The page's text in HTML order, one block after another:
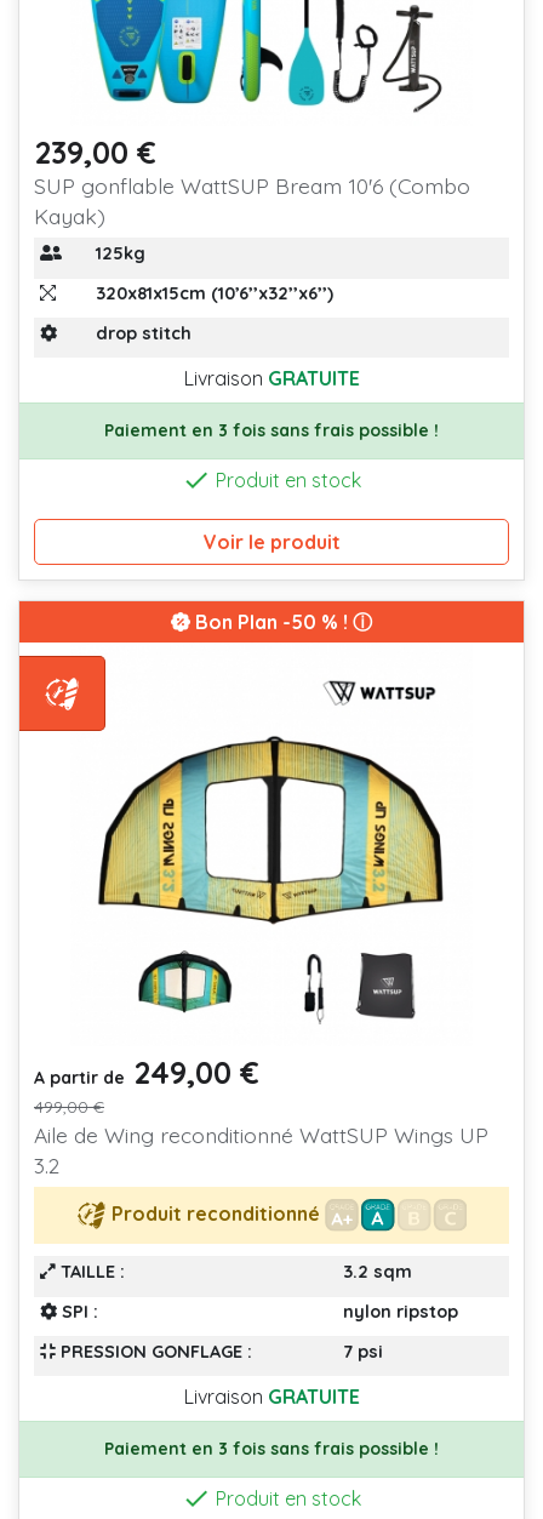
Prix
239,00 €
SUP gonflable WattSUP Bream 10'6 (Combo
Kayak)
125kg
320x81x15cm (10’6’’x32’’x6’’)
drop stitch
Livraison GRATUITE
Paiement en 3 fois sans frais possible !
 Produit en stock
Voir le produit
Bon Plan -50 % ! ⓘ
Prix
A partir de 249,00 €
499,00 €
Aile de Wing reconditionné WattSUP Wings UP
3.2
Produit reconditionné
TAILLE :
3.2 sqm
SPI :
nylon ripstop
PRESSION GONFLAGE :
7 psi
Livraison GRATUITE
Paiement en 3 fois sans frais possible !
 Produit en stock